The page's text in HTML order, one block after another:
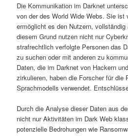
Die Kommunikation im Darknet
von der des World Wide Webs. Sie ist
ermöglicht es den Nutzern,
diesem Grund nutzen nicht nur
strafrechtlich verfolgte Personen das
zu suchen oder mit anderen zu
Daten, die im Darknet von Hackern
zirkulieren, haben die Forscher für die
Sprachmodells verwendet.
Durch die Analyse dieser Daten aus
nicht nur Aktivitäten im Dark Web
potenzielle Bedrohungen wie